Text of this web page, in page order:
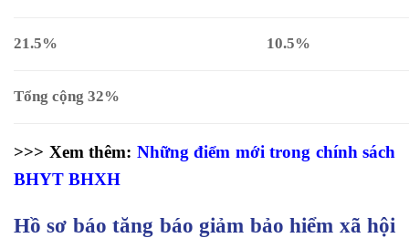
21.5% 10.5%
Tổng cộng 32%
>>> Xem thêm: Những điểm mới trong chính sách
BHYT BHXH
Hồ sơ báo tăng báo giảm bảo hiểm xã hội